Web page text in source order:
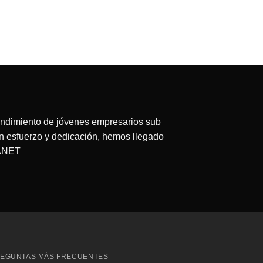
de jóvenes empresarios sub
esfuerzo y dedicación, hemos llegado
MÁS FRECUENTES